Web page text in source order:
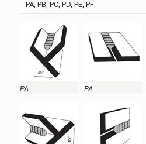
PA, PB, PC, PD, PE, PF
PA PA